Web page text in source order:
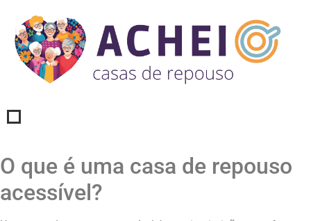
O que é uma casa de repouso
acessível?